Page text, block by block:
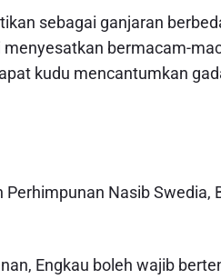
sebagai ganjaran
bermacam-
kudu mencantumkan
Nasib Swedia,
Engkau boleh wajib